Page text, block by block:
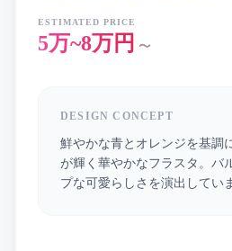
ESTIMATED PRICE
5万~8万円 〜
DESIGN CONCEPT
鮮やかな青とオレンジを基調
が輝く華やかなフラスタ。バ
プな可愛らしさを演出してい